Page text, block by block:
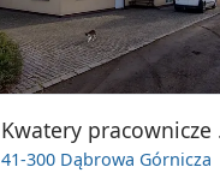
41-300 Dąbrowa Górnicza